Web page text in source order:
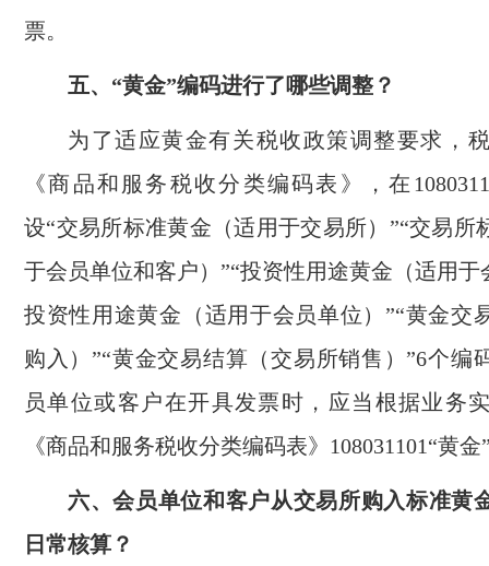
票。
五、“黄金”编码进行了哪些调整？
为了适应黄金有关税收政策调整要求，
《商品和服务税收分类编码表》，在
设“交易所标准黄金（适用于交易所）”“交易所
于会员单位和客户）”“投资性用途黄金（适用于
投资性用途黄金（适用于会员单位）”“黄金交
购入）”“黄金交易结算（交易所销售）”6个编
员单位或客户在开具发票时，应当根据业务
《商品和服务税收分类编码表》108031101“黄
六、会员单位和客户从交易所购入标准黄
日常核算？